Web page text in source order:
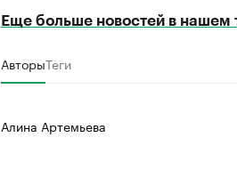
Еще больше новостей в нашем
АвторыТеги
Алина Артемьева